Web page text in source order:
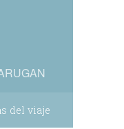
del viaje